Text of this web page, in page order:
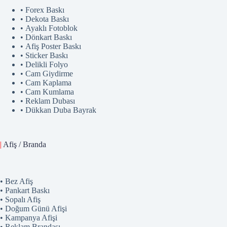
• Forex Baskı
• Dekota Baskı
• Ayaklı Fotoblok
• Dönkart Baskı
• Afiş Poster Baskı
• Sticker Baskı
• Delikli Folyo
• Cam Giydirme
• Cam Kaplama
• Cam Kumlama
• Reklam Dubası
• Dükkan Duba Bayrak
| Afiş / Branda
• Bez Afiş
• Pankart Baskı
• Sopalı Afiş
• Doğum Günü Afişi
• Kampanya Afişi